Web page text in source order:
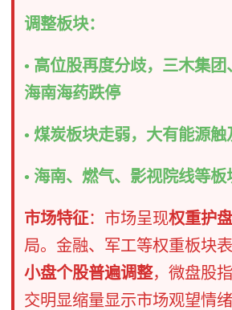
调整板块：
• 高位股再度分歧，三木集团
海南海药跌停
• 煤炭板块走弱，大有能源触
• 海南、燃气、影视院线等
市场特征：市场呈现权重护
局。金融、军工等权重板块
小盘个股普遍调整，微盘股
交明显缩量显示市场观望情